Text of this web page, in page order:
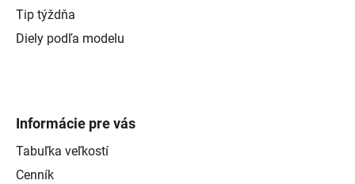
Tip týždňa
Diely podľa modelu
Informácie pre vás
Tabuľka veľkostí
Cenník